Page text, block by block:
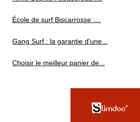
École de surf Biscarrosse :...
Gang Surf : la garantie d'une...
Choisir le meilleur panier de...